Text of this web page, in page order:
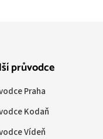
průvodce
Praha
Kodaň
Vídeň